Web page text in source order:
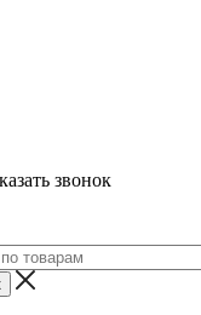
звонок